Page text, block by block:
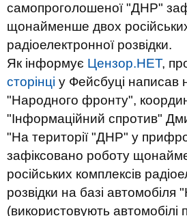
самопроголошеної "ДНР"
щонайменше двох
радіоелектронної розвідки.
Як інформує Цензор.НЕТ,
сторінці у Фейсбуці написав
"Народного фронту",
"Інформаційний спротив"
"На території "ДНР" у
зафіксовано роботу
російських комплексів
розвідки на базі автомобіля
(використовують автомобілі